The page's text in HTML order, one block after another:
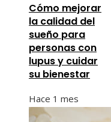
Cómo mejorar
la calidad del
sueño para
personas con
lupus y cuidar
su bienestar
Hace 1 mes